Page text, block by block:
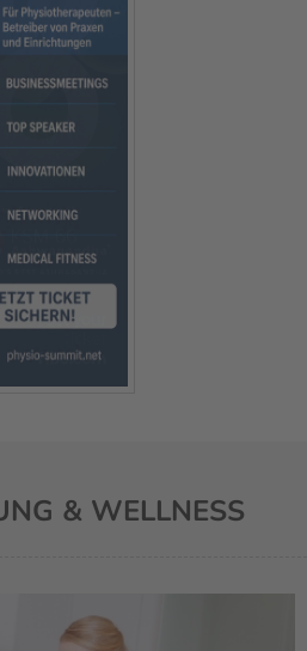
& WELLNESS